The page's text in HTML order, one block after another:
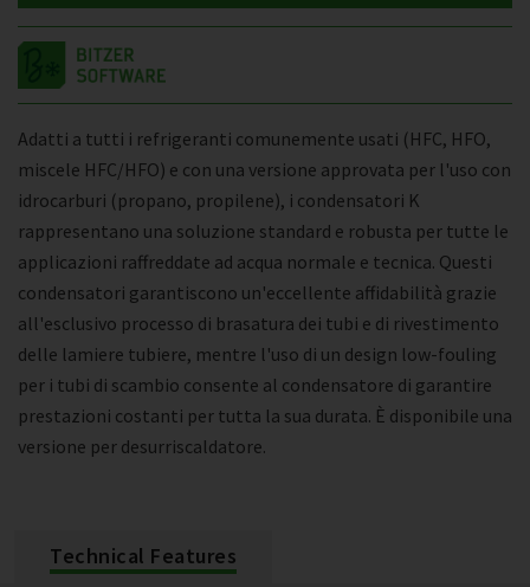
Adatti a tutti i refrigeranti comunemente usati (HFC, HFO,
miscele HFC/HFO) e con una versione approvata per l'uso con
idrocarburi (propano, propilene), i condensatori K
rappresentano una soluzione standard e robusta per tutte le
applicazioni raffreddate ad acqua normale e tecnica. Questi
condensatori garantiscono un'eccellente affidabilità grazie
all'esclusivo processo di brasatura dei tubi e di rivestimento
delle lamiere tubiere, mentre l'uso di un design low-fouling
per i tubi di scambio consente al condensatore di garantire
prestazioni costanti per tutta la sua durata. È disponibile una
versione per desurriscaldatore.
Technical Features